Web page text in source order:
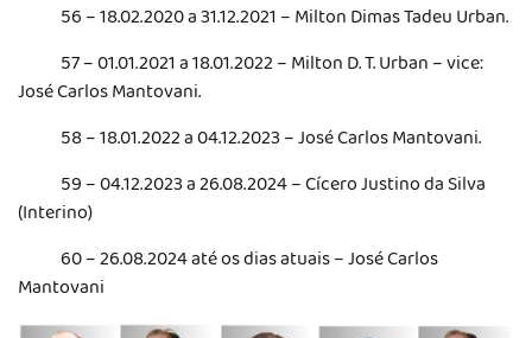
56 – 18.02.2020 a 31.12.2021 – Milton Dimas Tadeu Urban.
57 – 01.01.2021 a 18.01.2022 – Milton D. T. Urban – vice:
José Carlos Mantovani.
58 – 18.01.2022 a 04.12.2023 – José Carlos Mantovani.
59 – 04.12.2023 a 26.08.2024 – Cícero Justino da Silva
(Interino)
60 – 26.08.2024 até os dias atuais – José Carlos
Mantovani